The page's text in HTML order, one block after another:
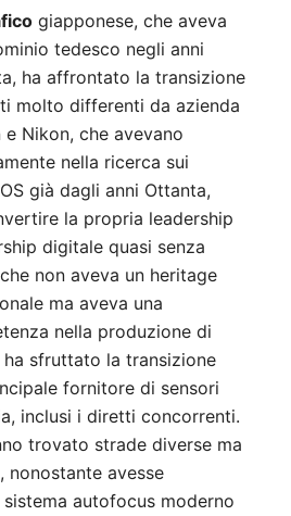
giapponese, che aveva
tedesco negli anni
ha affrontato la transizione
molto differenti da azienda
Nikon, che avevano
nella ricerca sui
già dagli anni Ottanta,
la propria leadership
digitale quasi senza
non aveva un heritage
ma aveva una
nella produzione di
sfruttato la transizione
fornitore di sensori
inclusi i diretti concorrenti.
trovato strade diverse ma
nonostante avesse
autofocus moderno